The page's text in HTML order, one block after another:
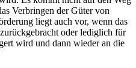
Verbringen der Güter von
liegt auch vor, wenn das
oder lediglich für
wird und dann wieder an die